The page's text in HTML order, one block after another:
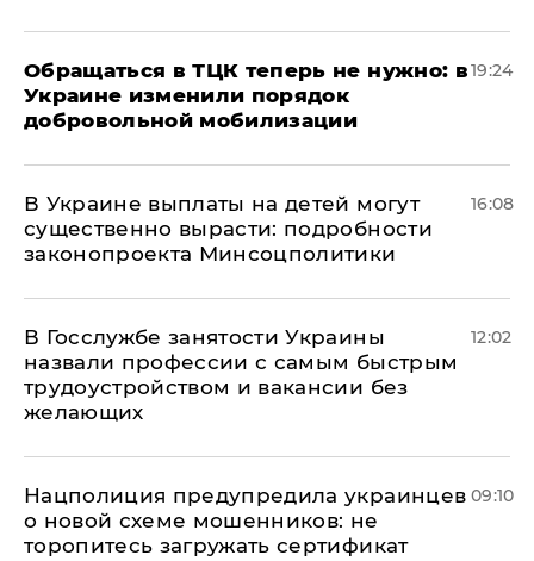
Обращаться в ТЦК теперь не нужно: в
Украине изменили порядок
добровольной мобилизации
19:24
В Украине выплаты на детей могут
существенно вырасти: подробности
законопроекта Минсоцполитики
16:08
В Госслужбе занятости Украины
назвали профессии с самым быстрым
трудоустройством и вакансии без
желающих
12:02
Нацполиция предупредила украинцев
о новой схеме мошенников: не
торопитесь загружать сертификат
09:10